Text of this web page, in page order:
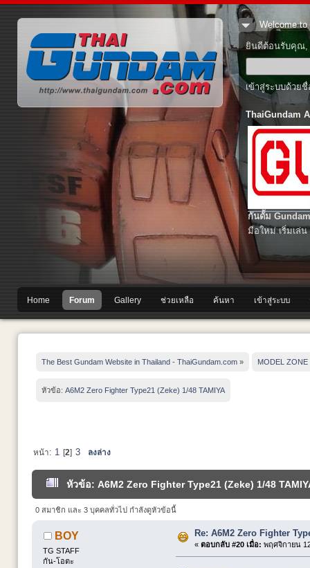
Welcome to
ยินดีต้อนรับคุณ,
เข้าสู่ระบบด้วย
ThaiGundam
กันดั้ม
มือใหม่ เริ่มเล่น
Home Forum Gallery ช่วยเหลือ ค้นหา เข้าสู่ระบบ
The Best Gundam Website in Thailand - ThaiGundam.com » MODEL ZONE
หัวข้อ: A6M2 Zero Fighter Type21 (Zeke) 1/48 TAMIYA
หน้า: 1 [2] 3 ลงล่าง
หัวข้อ: A6M2 Zero Fighter Type21 (Zeke) 1/48
0 สมาชิก และ 3 บุคคลทั่วไป กำลังดูหัวข้อนี้
BOY
TG STAFF
กัน-โอตะ
Re: A6M2 Zero Fighter
« ตอบกลับ #20 เมื่อ: พฤศจิกายน